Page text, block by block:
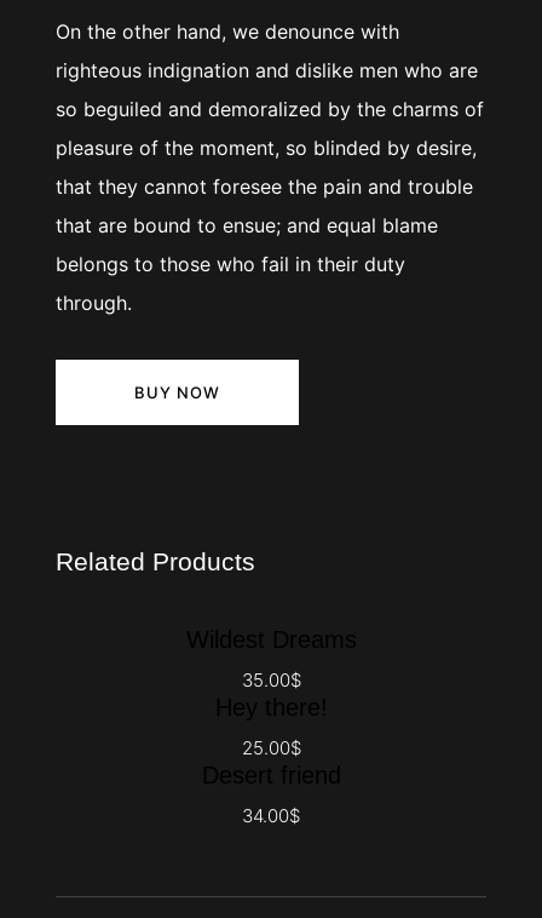
On the other hand, we denounce with
righteous indignation and dislike men who are
so beguiled and demoralized by the charms of
pleasure of the moment, so blinded by desire,
that they cannot foresee the pain and trouble
that are bound to ensue; and equal blame
belongs to those who fail in their duty
through.
BUY NOW
Related Products
Wildest Dreams
35.00$
Hey there!
25.00$
Desert friend
34.00$